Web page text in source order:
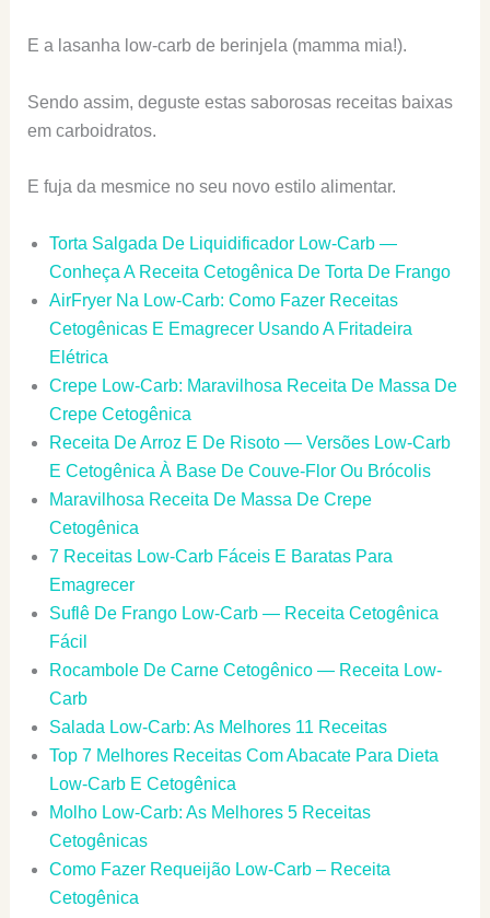
E a lasanha low-carb de berinjela (mamma mia!).
Sendo assim, deguste estas saborosas receitas baixas
em carboidratos.
E fuja da mesmice no seu novo estilo alimentar.
Torta Salgada De Liquidificador Low-Carb —
Conheça A Receita Cetogênica De Torta De Frango
AirFryer Na Low-Carb: Como Fazer Receitas
Cetogênicas E Emagrecer Usando A Fritadeira
Elétrica
Crepe Low-Carb: Maravilhosa Receita De Massa De
Crepe Cetogênica
Receita De Arroz E De Risoto — Versões Low-Carb
E Cetogênica À Base De Couve-Flor Ou Brócolis
Maravilhosa Receita De Massa De Crepe
Cetogênica
7 Receitas Low-Carb Fáceis E Baratas Para
Emagrecer
Suflê De Frango Low-Carb — Receita Cetogênica
Fácil
Rocambole De Carne Cetogênico — Receita Low-
Carb
Salada Low-Carb: As Melhores 11 Receitas
Top 7 Melhores Receitas Com Abacate Para Dieta
Low-Carb E Cetogênica
Molho Low-Carb: As Melhores 5 Receitas
Cetogênicas
Como Fazer Requeijão Low-Carb – Receita
Cetogênica